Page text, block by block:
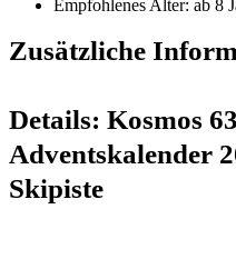
Empfohlenes Alter: ab 8
Zusätzliche
Details: Kosmos
Adventskalender
Skipiste